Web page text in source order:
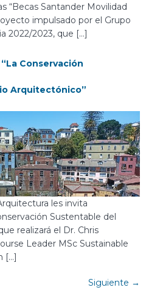
“Becas Santander Movilidad
impulsado por el Grupo
2022/2023, que […]
Conservación
Arquitectónico”
les invita
Sustentable del
realizará el Dr. Chris
Leader MSc Sustainable
[…]
Siguiente →